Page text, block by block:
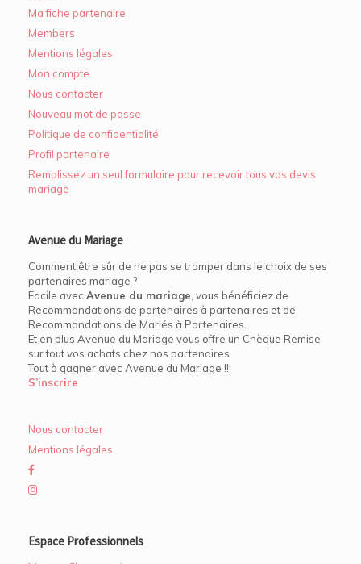
Ma fiche partenaire
Members
Mentions légales
Mon compte
Nous contacter
Nouveau mot de passe
Politique de confidentialité
Profil partenaire
Remplissez un seul formulaire pour recevoir tous vos devis
mariage
Avenue du Mariage
Comment être sûr de ne pas se tromper dans le choix de ses
partenaires mariage ?
Facile avec Avenue du mariage , vous bénéficiez de
Recommandations de partenaires à partenaires et de
Recommandations de Mariés à Partenaires.
Et en plus Avenue du Mariage vous offre un Chèque Remise
sur tout vos achats chez nos partenaires.
Tout à gagner avec Avenue du Mariage !!!
S’inscrire
Nous contacter
Mentions légales
Espace Professionnels